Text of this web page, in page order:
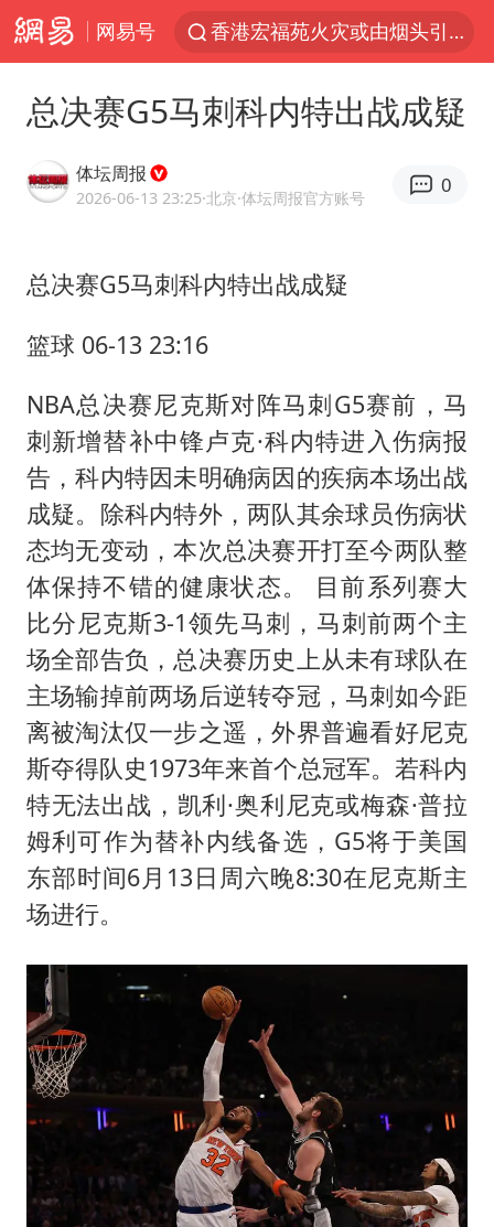
网易号
香港宏福苑火灾或由烟头引起
网约车司机充电时猝死保险拒赔
白海豚将正面袭击贯穿浙江
浙江台州《告全体市民书》
万岁山接盘烂尾恒大文旅城
薛之谦杭州站演唱会取消
泰国初中生饮弹自尽前开了26枪
“准2万亿”之城点名支持三所大学
店主称换“青海拉面”招牌后生意更好
女儿为争财产堵门阻挠父亲出殡
习近平心系体育强国建设
总决赛G5马刺科内特出战成疑
体坛周报
2026-06-13 23:25·北京·体坛周报官方账号
0
总决赛G5马刺科内特出战成疑
篮球 06-13 23:16
NBA总决赛尼克斯对阵马刺G5赛前，马
刺新增替补中锋卢克·科内特进入伤病报
告，科内特因未明确病因的疾病本场出战
成疑。除科内特外，两队其余球员伤病状
态均无变动，本次总决赛开打至今两队整
体保持不错的健康状态。 目前系列赛大
比分尼克斯3-1领先马刺，马刺前两个主
场全部告负，总决赛历史上从未有球队在
主场输掉前两场后逆转夺冠，马刺如今距
离被淘汰仅一步之遥，外界普遍看好尼克
斯夺得队史1973年来首个总冠军。若科内
特无法出战，凯利·奥利尼克或梅森·普拉
姆利可作为替补内线备选，G5将于美国
东部时间6月13日周六晚8:30在尼克斯主
场进行。